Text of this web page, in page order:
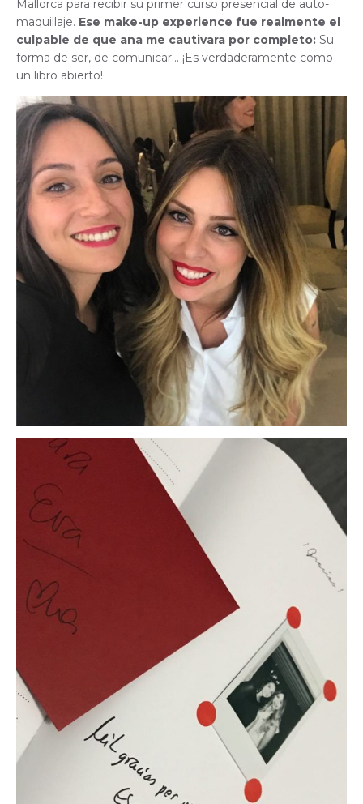
Mallorca para recibir su primer curso presencial de auto-
maquillaje. Ese make-up experience fue realmente el
culpable de que ana me cautivara por completo: Su
forma de ser, de comunicar… ¡Es verdaderamente como
un libro abierto!